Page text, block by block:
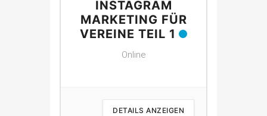
INSTAGRAM
MARKETING FÜR
VEREINE TEIL 1
Online
DETAILS ANZEIGEN